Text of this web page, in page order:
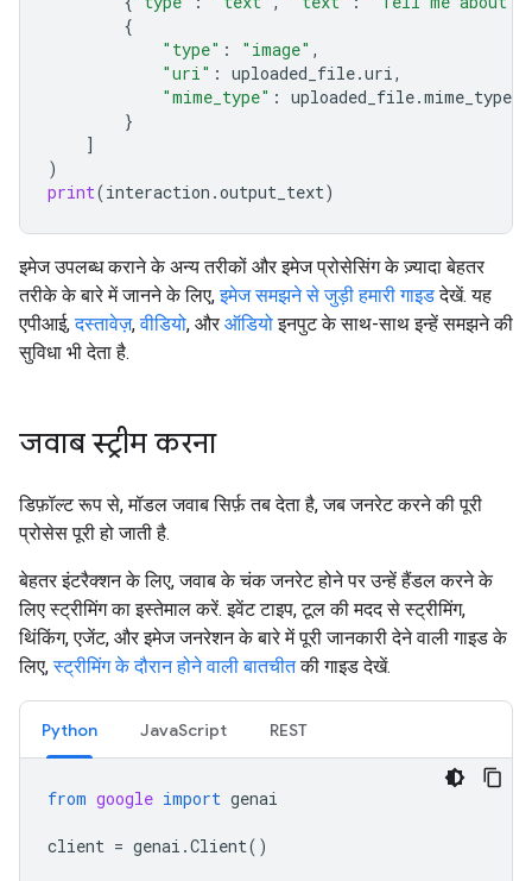
{
"type" : "image" ,
"uri" : uploaded_file.uri,
"mime_type" : uploaded_file.mime_type
}
]
)
print(interaction .output_text)
इमेज उपलब्ध कराने के अन्य तरीकों और इमेज प्रोसेसिंग के ज़्यादा बेहतर
तरीके के बारे में जानने के लिए,इमेज समझने से जुड़ी हमारी गाइडदेखें. यह
एपीआई,दस्तावेज़,वीडियो, और ऑडियोइनपुट के साथ-साथ इन्हें समझने की
सुविधा भी देता है.
जवाब स्ट्रीम करना
डिफ़ॉल्ट रूप से, मॉडल जवाब सिर्फ़ तब देता है, जब जनरेट करने की पूरी
प्रोसेस पूरी हो जाती है.
बेहतर इंटरैक्शन के लिए, जवाब के चंक जनरेट होने पर उन्हें हैंडल करने के
लिए स्ट्रीमिंग का इस्तेमाल करें. इवेंट टाइप, टूल की मदद से स्ट्रीमिंग,
थिंकिंग, एजेंट, और इमेज जनरेशन के बारे में पूरी जानकारी देने वाली गाइड के
लिए,स्ट्रीमिंग के दौरान होने वाली बातचीतकी गाइड देखें.
Python JavaScript REST
from google import genai
client = genai .Client()